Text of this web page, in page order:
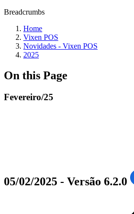
Breadcrumbs
Home
Vixen POS
Novidades - Vixen POS
2025
On this Page
Fevereiro/25
05/02/2025 - Versão 6.2.0